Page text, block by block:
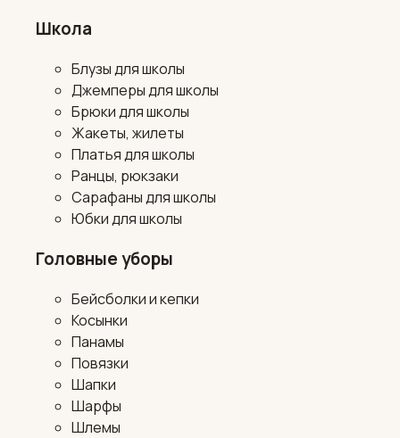
Школа
Блузы для школы
Джемперы для школы
Брюки для школы
Жакеты, жилеты
Платья для школы
Ранцы, рюкзаки
Сарафаны для школы
Юбки для школы
Головные уборы
Бейсболки и кепки
Косынки
Панамы
Повязки
Шапки
Шарфы
Шлемы